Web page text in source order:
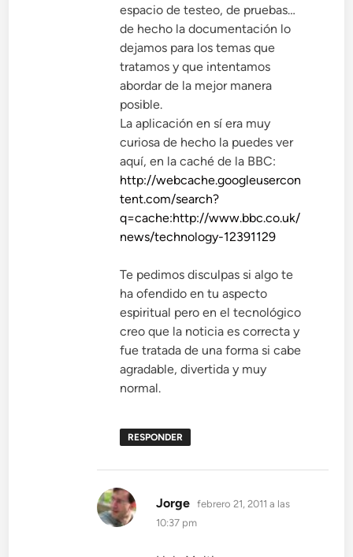
espacio de testeo, de pruebas…
de hecho la documentación lo
dejamos para los temas que
tratamos y que intentamos
abordar de la mejor manera
posible.
La aplicación en sí era muy
curiosa de hecho la puedes ver
aquí, en la caché de la BBC:
http://webcache.googleusercon
tent.com/search?
q=cache:http://www.bbc.co.uk/
news/technology-12391129
Te pedimos disculpas si algo te
ha ofendido en tu aspecto
espiritual pero en el tecnológico
creo que la noticia es correcta y
fue tratada de una forma si cabe
agradable, divertida y muy
normal.
RESPONDER
Jorge dice:
febrero 21, 2011 a las
10:37 pm